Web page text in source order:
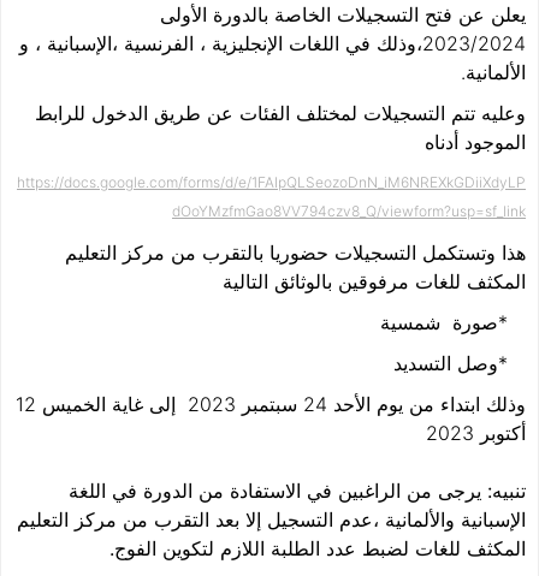
يعلن عن فتح التسجيلات الخاصة بالدورة الأولى
2023/2024،وذلك في اللغات الإنجليزية ، الفرنسية ،الإسبانية ، و
الألمانية.
وعليه تتم التسجيلات لمختلف الفئات عن طريق الدخول للرابط
الموجود أدناه
https://docs.google.com/forms/d/e/1FAIpQLSeozoDnN_iM6NREXkGDiiXdyLP
dOoYMzfmGao8VV794czv8_Q/viewform?usp=sf_link
هذا وتستكمل التسجيلات حضوريا بالتقرب من مركز التعليم
المكثف للغات مرفوقين بالوثائق التالية
*صورة شمسية
*وصل التسديد
وذلك ابتداء من يوم الأحد 24 سبتمبر 2023 إلى غاية الخميس 12
أكتوبر 2023
تنبيه: يرجى من الراغبين في الاستفادة من الدورة في اللغة
الإسبانية والألمانية ،عدم التسجيل إلا بعد التقرب من مركز التعليم
المكثف للغات لضبط عدد الطلبة اللازم لتكوين الفوج.